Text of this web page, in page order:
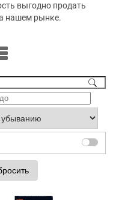
выгодно продать
нашем рынке.